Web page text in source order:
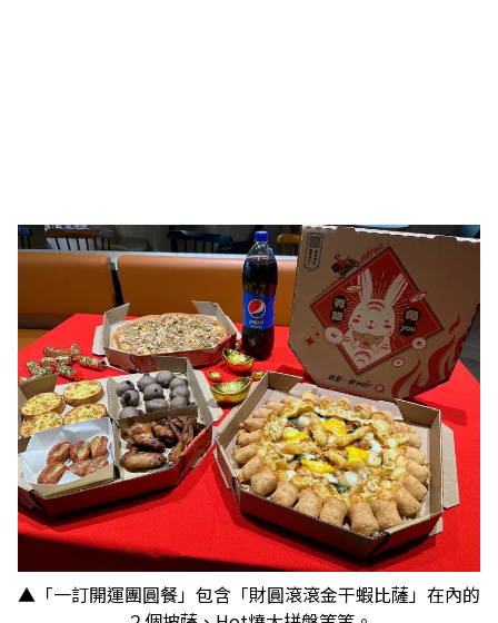
▲「一訂開運團圓餐」包含「財圓滾滾金干蝦比薩」在內的